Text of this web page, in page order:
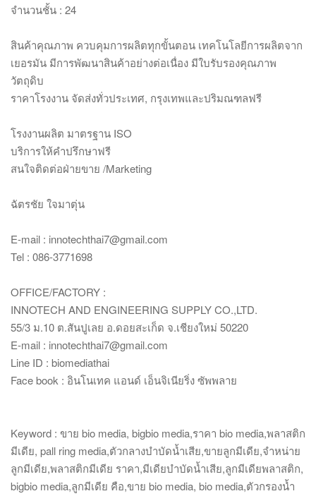
จำนวนชั้น : 24
สินค้าคุณภาพ ควบคุมการผลิตทุกขั้นตอน เทคโนโลยีการผลิตจาก
เยอรมัน มีการพัฒนาสินค้าอย่างต่อเนื่อง มีใบรับรองคุณภาพ
วัตถุดิบ
ราคาโรงงาน จัดส่งทั่วประเทศ, กรุงเทพและปริมณฑลฟรี
โรงงานผลิต มาตรฐาน ISO
บริการให้คำปรึกษาฟรี
สนใจติดต่อฝ่ายขาย /Marketing
ฉัตรชัย ใจมาตุ่น
E-mail : innotechthai7@gmail.com
Tel : 086-3771698
OFFICE/FACTORY :
INNOTECH AND ENGINEERING SUPPLY CO.,LTD.
55/3 ม.10 ต.สันปูเลย อ.ดอยสะเก็ด จ.เชียงใหม่ 50220
E-mail : innotechthai7@gmail.com
Line ID : biomediathai
Face book : อินโนเทค แอนด์ เอ็นจิเนียริ่ง ซัพพลาย
Keyword : ขาย bio media, bigbio media,ราคา bio media,พลาสติก
มีเดีย, pall ring media,ตัวกลางบำบัดน้ำเสีย,ขายลูกมีเดีย,จำหน่าย
ลูกมีเดีย,พลาสติกมีเดีย ราคา,มีเดียบำบัดน้ำเสีย,ลูกมีเดียพลาสติก,
bigbio media,ลูกมีเดีย คือ,ขาย bio media, bio media,ตัวกรองน้ำ